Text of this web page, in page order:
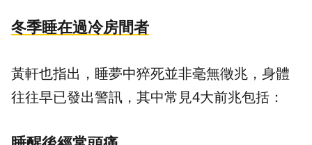
冬季睡在過冷房間者
黃軒也指出，睡夢中猝死並非毫無徵兆，身體
往往早已發出警訊，其中常見4大前兆包括：